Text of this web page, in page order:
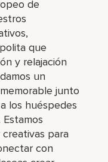
de
que
y relajación
un
junto
los huéspedes
para
con